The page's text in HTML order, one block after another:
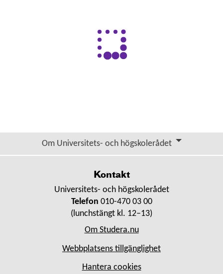
Om Universitets- och högskolerådet
Kontakt
Universitets- och högskolerådet
Telefon 010-470 03 00
(lunchstängt kl. 12–13)
Om Studera.nu
Webbplatsens tillgänglighet
Hantera cookies